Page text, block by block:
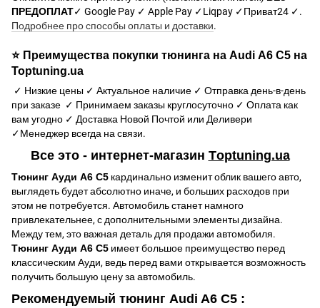
ПРЕДОПЛАТ✓ Google Pay ✓ Apple Pay ✓Liqpay ✓Приват24 ✓.
Подробнее про способы оплаты и доставки.
⭐ Преимущества покупки тюнинга на Audi А6 С5 на
Toptuning.ua
✓ Низкие цены ✓ Актуальное наличие ✓ Отправка день-в-день
при заказе ✓ Принимаем заказы круглосуточно ✓ Оплата как
вам угодно ✓ Доставка Новой Почтой или Деливери
✓Менеджер всегда на связи.
Все это - интернет-магазин Тoptuning.ua
Тюнинг Ауди А6 С5 кардинально изменит облик вашего авто,
выглядеть будет абсолютно иначе, и больших расходов при
этом не потребуется. Автомобиль станет намного
привлекательнее, с дополнительными элементы дизайна.
Между тем, это важная деталь для продажи автомобиля.
Тюнинг Ауди А6 С5 имеет большое преимущество перед
классическим Ауди, ведь перед вами открывается возможность
получить большую цену за автомобиль.
Рекомендуемый тюнинг Audi A6 С5 :